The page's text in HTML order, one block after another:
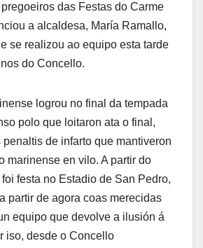
das Festas do Carme
a alcaldesa, María Ramallo,
se realizou ao equipo esta tarde
do Concello.
logrou no final da tempada
polo que loitaron ata o final,
de infarto que mantiveron
marinense en vilo. A partir do
festa no Estadio de San Pedro,
partir de agora coas merecidas
equipo que devolve a ilusión á
iso, desde o Concello